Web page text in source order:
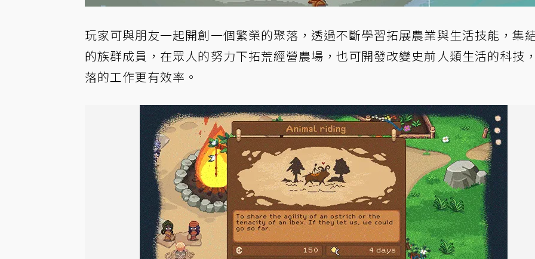
玩家可與朋友一起開創一個繁榮的聚落，透過不斷學習拓展農業與生活技能，集
的族群成員，在眾人的努力下拓荒經營農場，也可開發改變史前人類生活的科技
落的工作更有效率。